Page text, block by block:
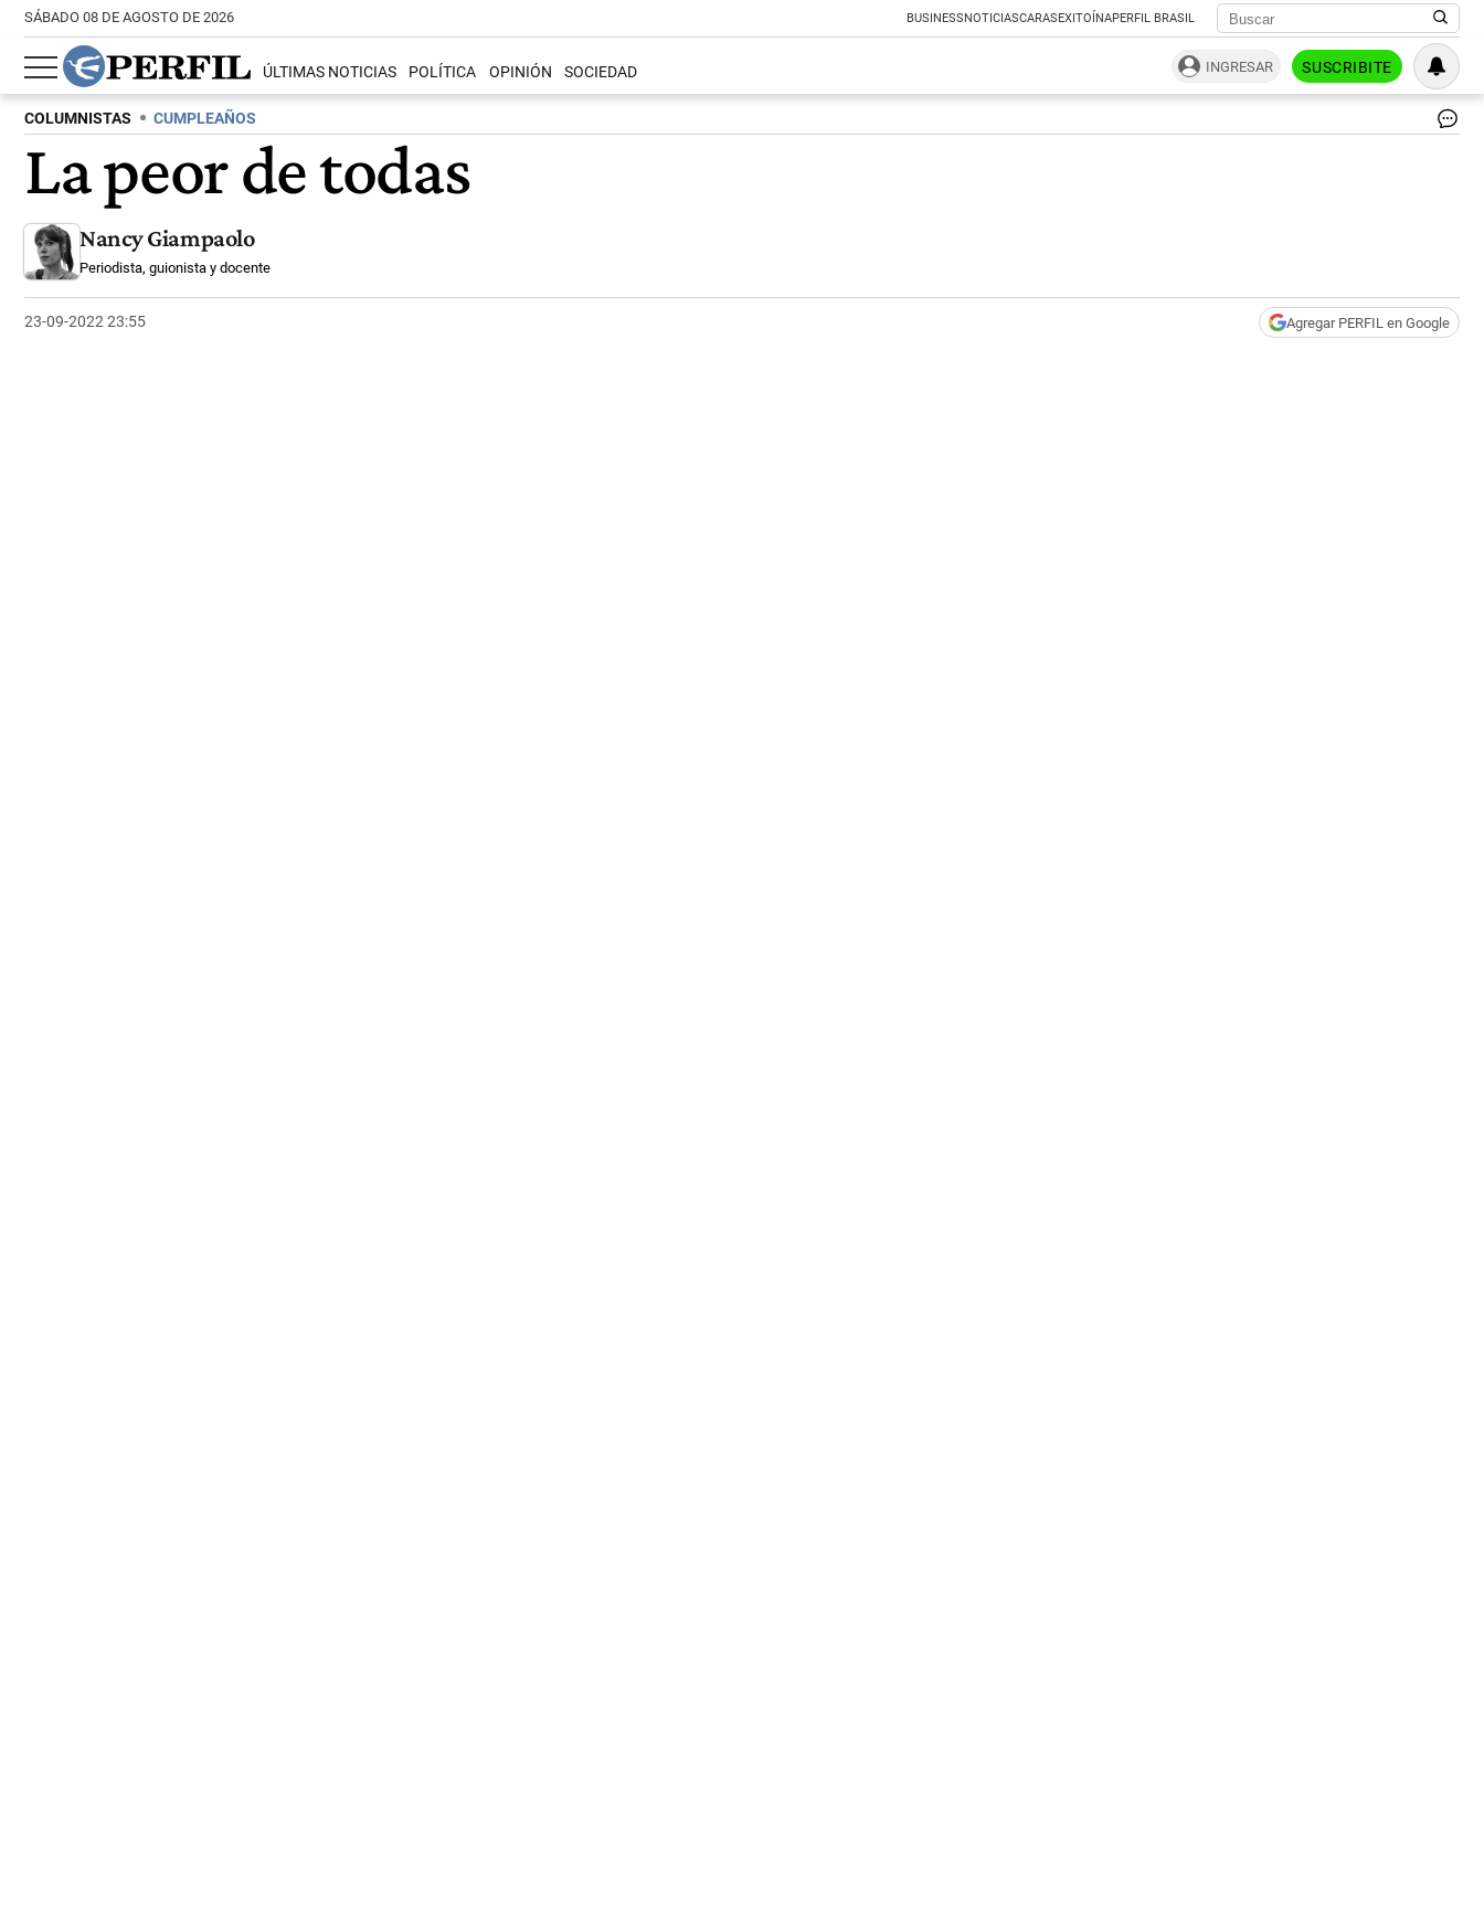
SÁBADO 08 DE AGOSTO DE 2026 BUSINESSNOTICIASCARASEXITOÍNAPERFIL BRASIL
ÚLTIMAS NOTICIAS POLÍTICA OPINIÓN SOCIEDAD INGRESAR SUSCRIBITE
COLUMNISTAS CUMPLEAÑOS
La peor de todas
Nancy Giampaolo
Periodista, guionista y docente
23-09-2022 23:55 Agregar PERFIL en Google